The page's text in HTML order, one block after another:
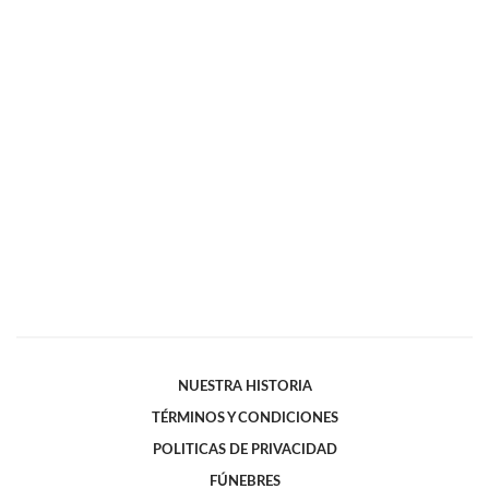
NUESTRA HISTORIA
TÉRMINOS Y CONDICIONES
POLITICAS DE PRIVACIDAD
FÚNEBRES